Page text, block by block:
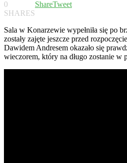
0
SHARES
ShareTweet
Sala w Konarzewie wypełniła się po
zostały zajęte jeszcze przed
Dawidem Andresem okazało się
wieczorem, który na długo zostanie w